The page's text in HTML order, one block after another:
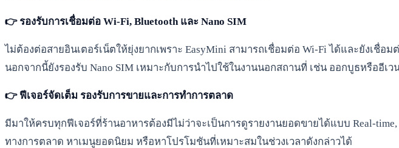
👉 รองรับการเชื่อมต่อ Wi-Fi, Bluetooth และ Nano SIM
ไม่ต้องต่อสายอินเตอร์เน็ตให้ยุ่งยากเพราะ EasyMini สามารถเชื่อมต่อ Wi-Fi ได้และยังเชื่
นอกจากนี้ยังรองรับ Nano SIM เหมาะกับการนำไปใช้ในงานนอกสถานที่ เช่น ออกบูธหรืออีเว
👉 ฟีเจอร์จัดเต็ม รองรับการขายและการทำการตลาด
มีมาให้ครบทุกฟีเจอร์ที่ร้านอาหารต้องมีไม่ว่าจะเป็นการดูรายงานยอดขายได้แบบ Real-
ทางการตลาด หาเมนูยอดนิยม หรือหาโปรโมชันที่เหมาะสมในช่วงเวลาดังกล่าวได้